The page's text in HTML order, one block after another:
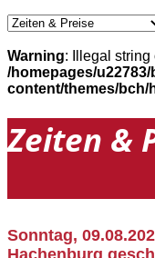
Warning: Illegal string
/homepages/
content/themes/bch/
Zeiten &
Sonntag,
Hachenburg